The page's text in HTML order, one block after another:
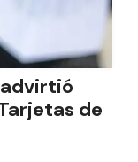
advirtió
de